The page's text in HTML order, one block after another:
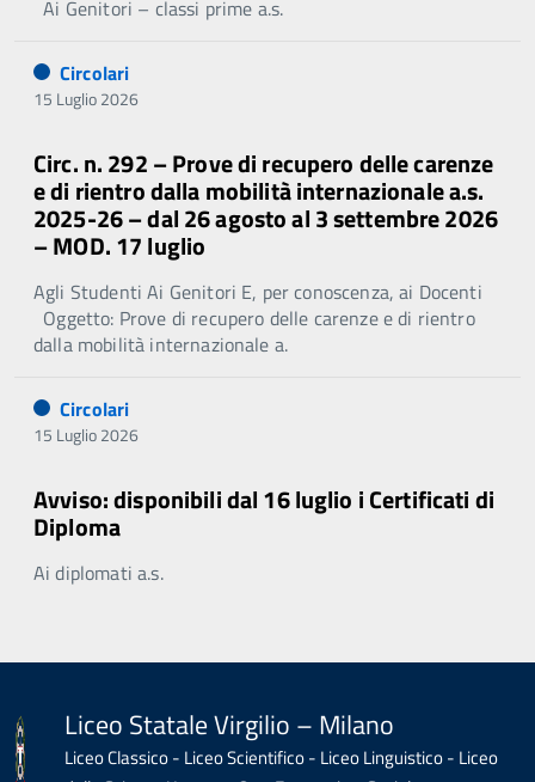
Ai Genitori – classi prime a.s.
Circolari
15 Luglio 2026
Circ. n. 292 – Prove di recupero delle carenze
e di rientro dalla mobilità internazionale a.s.
2025-26 – dal 26 agosto al 3 settembre 2026
– MOD. 17 luglio
Agli Studenti Ai Genitori E, per conoscenza, ai Docenti
Oggetto: Prove di recupero delle carenze e di rientro
dalla mobilità internazionale a.
Circolari
15 Luglio 2026
Avviso: disponibili dal 16 luglio i Certificati di
Diploma
Ai diplomati a.s.
Liceo Statale Virgilio – Milano
Liceo Classico - Liceo Scientifico - Liceo Linguistico - Liceo